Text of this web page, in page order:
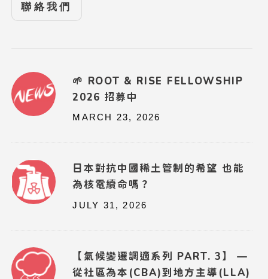
聯絡我們
🌱 ROOT & RISE FELLOWSHIP
2026 招募中
MARCH 23, 2026
日本對抗中國稀土管制的希望 也能
為核電續命嗎？
JULY 31, 2026
【氣候變遷調適系列 PART. 3】 —
從社區為本(CBA)到地方主導(LLA)